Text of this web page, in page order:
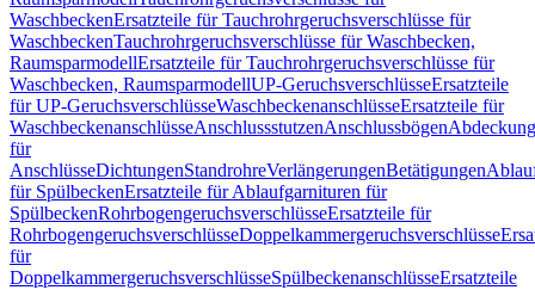
WaschbeckenErsatzteile für Tauchrohrgeruchsverschlüsse für
WaschbeckenTauchrohrgeruchsverschlüsse für Waschbecken,
RaumsparmodellErsatzteile für Tauchrohrgeruchsverschlüsse für
Waschbecken, RaumsparmodellUP-GeruchsverschlüsseErsatzteile
für UP-GeruchsverschlüsseWaschbeckenanschlüsseErsatzteile für
WaschbeckenanschlüsseAnschlussstutzenAnschlussbögen
für
AnschlüsseDichtungenStandrohreVerlängerungenBetätigungen
für SpülbeckenErsatzteile für Ablaufgarnituren für
SpülbeckenRohrbogengeruchsverschlüsseErsatzteile für
RohrbogengeruchsverschlüsseDoppelkammergeruchsverschlüsse
für
DoppelkammergeruchsverschlüsseSpülbeckenanschlüsseErsatzteile